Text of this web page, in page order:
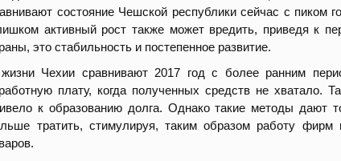
состояние Чешской республики сейчас с
активный рост также может вредить, приведя к
это стабильность и постепенное развитие.
Чехии сравнивают 2017 год с более ранним
плату, когда полученных средств не хватало.
к образованию долга. Однако такие методы дают
тратить, стимулируя, таким образом работу фирм